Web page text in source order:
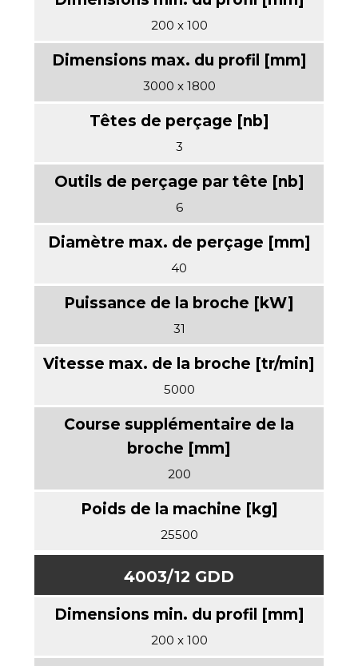
200 x 100
3000 x 1800
3
6
40
31
5000
200
25500
4003/12 GDD
200 x 100